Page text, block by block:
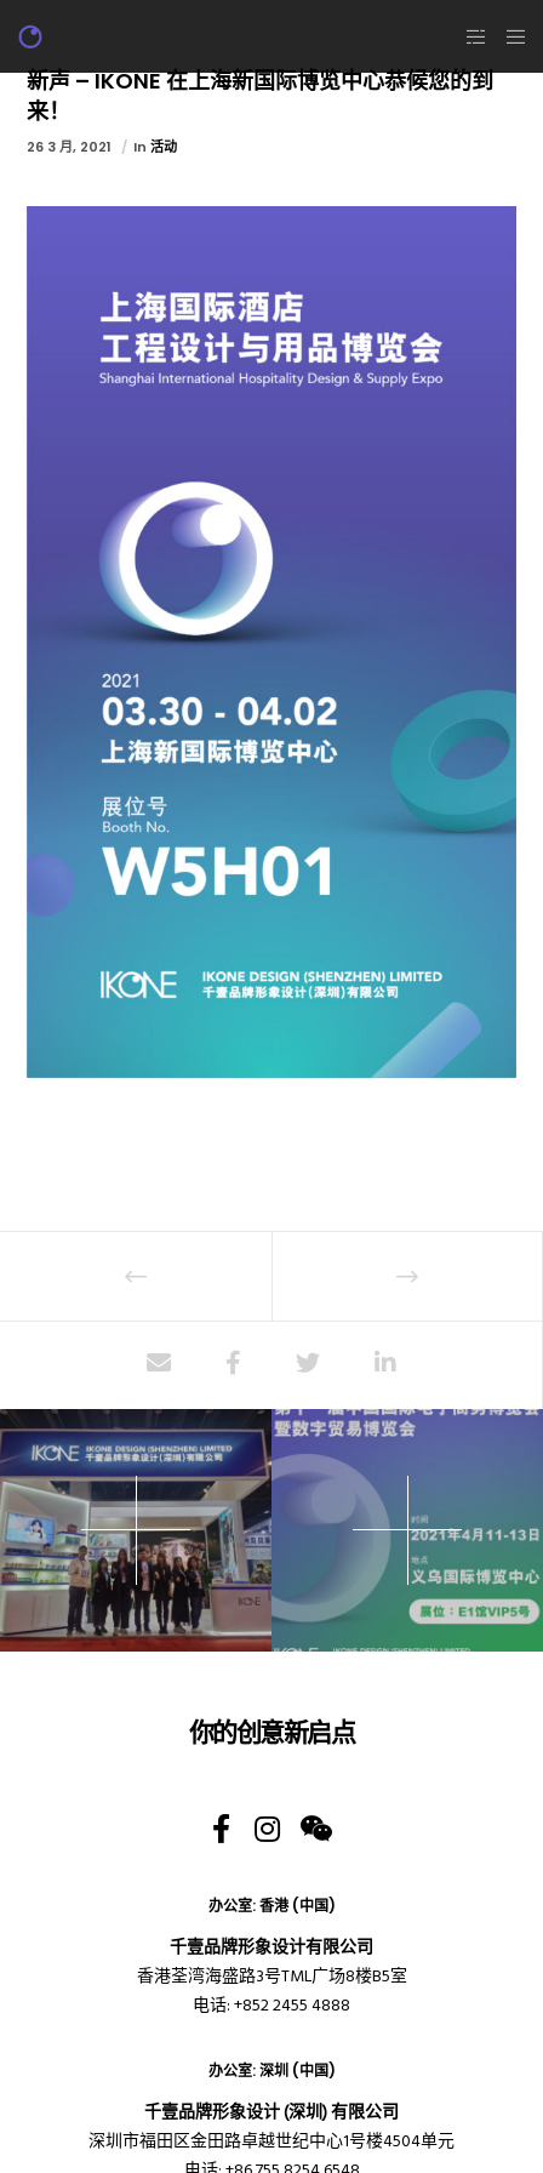
新声 – IKONE 在上海新国际博览中心恭候您的到
来！
26 3 月, 2021 In活动
你的创意新启点
办公室: 香港 (中国)
千壹品牌形象设计有限公司
香港荃湾海盛路3号TML广场8楼B5室
电话: +852 2455 4888
办公室: 深圳 (中国)
千壹品牌形象设计 (深圳) 有限公司
深圳市福田区金田路卓越世纪中心1号楼4504单元